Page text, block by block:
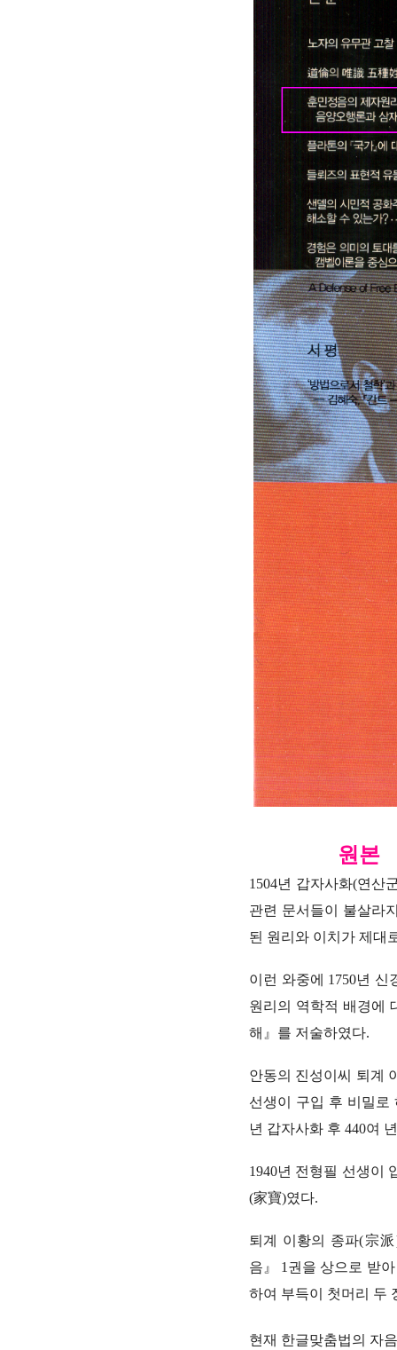
원본
1504년 갑자사화(연산
관련 문서들이 불살라
된 원리와 이치가 제대
이런 와중에 1750년
원리의 역학적 배경에
해』를 저술하였다.
안동의 진성이씨 퇴계
선생이 구입 후 비밀로
년 갑자사화 후 440여
1940년 전형필 선생이
(家寶)였다.
퇴계 이황의 종파(宗
음』 1권을 상으로 받
하여 부득이 첫머리 두
현재 한글맞춤법의 자